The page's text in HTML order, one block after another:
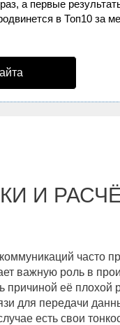
а первые
в Топ10 за
И
часто
важную роль в
причиной её
для передачи
есть свои